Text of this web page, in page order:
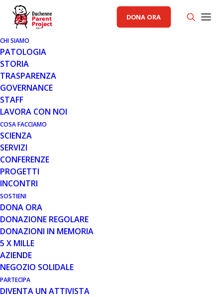
DONA ORA
CHI SIAMO
PATOLOGIA
STORIA
TRASPARENZA
GOVERNANCE
STAFF
LAVORA CON NOI
COSA FACCIAMO
SCIENZA
SERVIZI
CONFERENZE
PROGETTI
INCONTRI
SOSTIENI
DONA ORA
DONAZIONE REGOLARE
DONAZIONI IN MEMORIA
5 X MILLE
AZIENDE
NEGOZIO SOLIDALE
PARTECIPA
DIVENTA UN ATTIVISTA
AREA SCIENZA PP
7 AGO 2023
NEU-REFIX BETA GLUCANI: UN
APPROFONDIMENTO DELLA
PROF.SSA ANNAMARIA DE LUCA
Pubblichiamo una lettera della Prof.ssa Annamaria De
Luca, che ringraziamo, alla quale abbiamo chiesto un
chiarimento in merito alla pubblicazione della notizia
relativa a nuovo approccio per la Distrofia muscolare di
Duchenne con Neu-REFIX® Beta 1,3-1,6 glucan.